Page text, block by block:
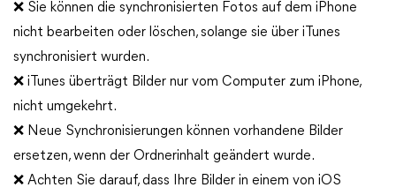
❌ Sie können die synchronisierten Fotos auf dem iPhone
nicht bearbeiten oder löschen, solange sie über iTunes
synchronisiert wurden.
❌ iTunes überträgt Bilder nur vom Computer zum iPhone,
nicht umgekehrt.
❌ Neue Synchronisierungen können vorhandene Bilder
ersetzen, wenn der Ordnerinhalt geändert wurde.
❌ Achten Sie darauf, dass Ihre Bilder in einem von iOS